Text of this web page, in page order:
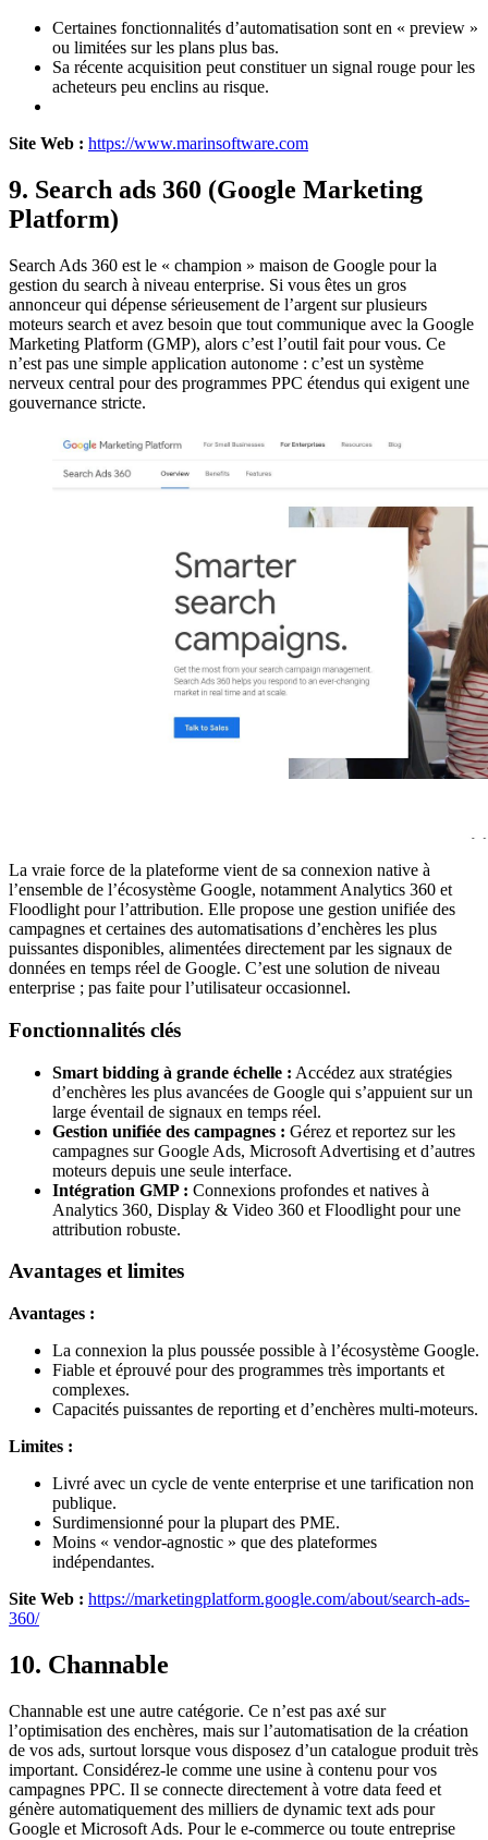
Certaines fonctionnalités d’automatisation sont en « preview »
ou limitées sur les plans plus bas.
Sa récente acquisition peut constituer un signal rouge pour les
acheteurs peu enclins au risque.
Site Web : https://www.marinsoftware.com
9. Search ads 360 (Google Marketing
Platform)
Search Ads 360 est le « champion » maison de Google pour la
gestion du search à niveau enterprise. Si vous êtes un gros
annonceur qui dépense sérieusement de l’argent sur plusieurs
moteurs search et avez besoin que tout communique avec la Google
Marketing Platform (GMP), alors c’est l’outil fait pour vous. Ce
n’est pas une simple application autonome : c’est un système
nerveux central pour des programmes PPC étendus qui exigent une
gouvernance stricte.
La vraie force de la plateforme vient de sa connexion native à
l’ensemble de l’écosystème Google, notamment Analytics 360 et
Floodlight pour l’attribution. Elle propose une gestion unifiée des
campagnes et certaines des automatisations d’enchères les plus
puissantes disponibles, alimentées directement par les signaux de
données en temps réel de Google. C’est une solution de niveau
enterprise ; pas faite pour l’utilisateur occasionnel.
Fonctionnalités clés
Smart bidding à grande échelle : Accédez aux stratégies
d’enchères les plus avancées de Google qui s’appuient sur un
large éventail de signaux en temps réel.
Gestion unifiée des campagnes : Gérez et reportez sur les
campagnes sur Google Ads, Microsoft Advertising et d’autres
moteurs depuis une seule interface.
Intégration GMP : Connexions profondes et natives à
Analytics 360, Display & Video 360 et Floodlight pour une
attribution robuste.
Avantages et limites
Avantages :
La connexion la plus poussée possible à l’écosystème Google.
Fiable et éprouvé pour des programmes très importants et
complexes.
Capacités puissantes de reporting et d’enchères multi-moteurs.
Limites :
Livré avec un cycle de vente enterprise et une tarification non
publique.
Surdimensionné pour la plupart des PME.
Moins « vendor-agnostic » que des plateformes
indépendantes.
Site Web : https://marketingplatform.google.com/about/search-ads-
360/
10. Channable
Channable est une autre catégorie. Ce n’est pas axé sur
l’optimisation des enchères, mais sur l’automatisation de la création
de vos ads, surtout lorsque vous disposez d’un catalogue produit très
important. Considérez-le comme une usine à contenu pour vos
campagnes PPC. Il se connecte directement à votre data feed et
génère automatiquement des milliers de dynamic text ads pour
Google et Microsoft Ads. Pour le e-commerce ou toute entreprise